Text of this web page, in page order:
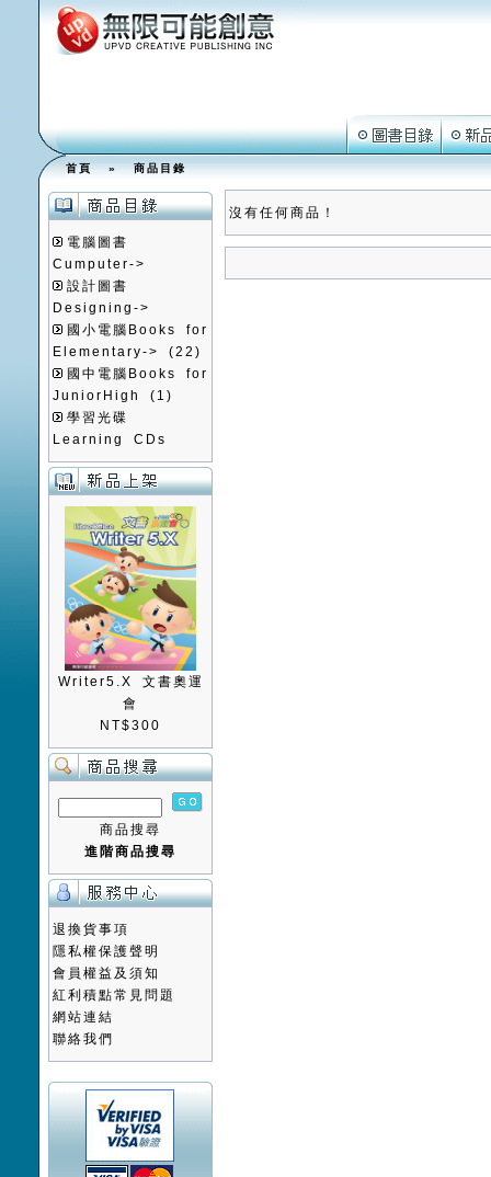
首頁»商品目錄
電腦圖書
Cumputer->
設計圖書
Designing->
國小電腦Books for
Elementary->
(22)
國中電腦Books for
JuniorHigh
(1)
學習光碟
Learning CDs
Writer5.X 文書奧運
會
NT$300
商品搜尋
進階商品搜尋
退換貨事項
隱私權保護聲明
會員權益及須知
紅利積點常見問題
網站連結
聯絡我們
沒有任何商品！